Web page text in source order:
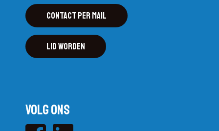
Contact per mail
Lid worden
Volg ons